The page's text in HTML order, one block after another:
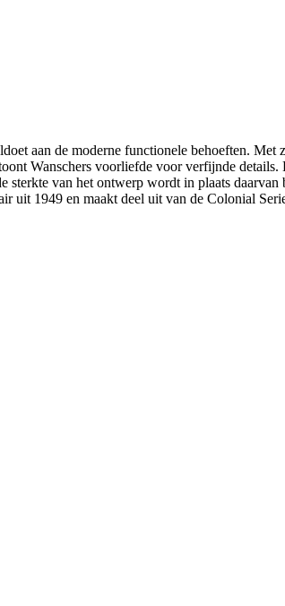
aan de moderne functionele behoeften. Met
Wanschers voorliefde voor verfijnde
van het ontwerp wordt in plaats
uit 1949 en maakt deel uit van de Colonial